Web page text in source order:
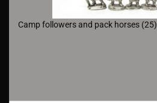
Camp followers and pack horses (25)